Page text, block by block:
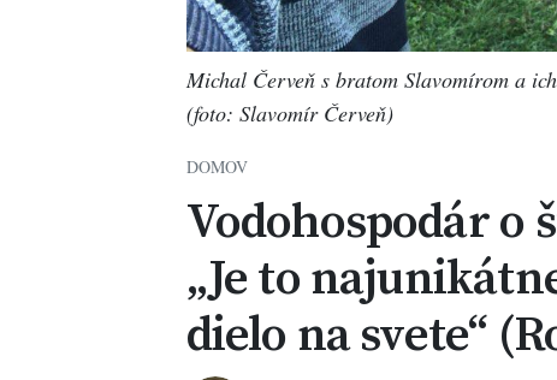
Michal Červeň s bratom Slavomírom a
(foto: Slavomír Červeň)
DOMOV
Vodohospodár o
„Je to
dielo na svete“